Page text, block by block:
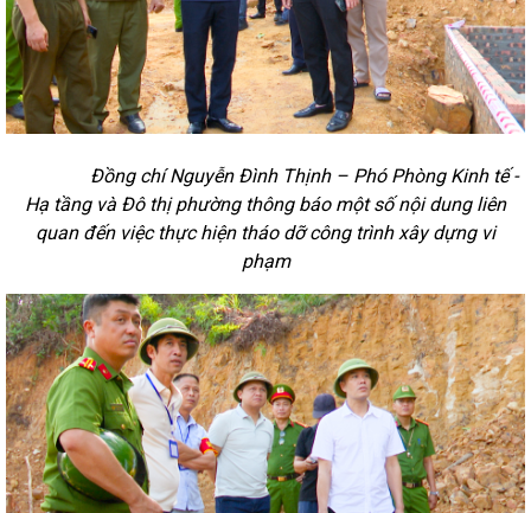
Đồng chí Nguyễn Đình Thịnh – Phó Phòng Kinh tế -
Hạ tầng và Đô thị phường thông báo một số nội dung liên
quan đến việc thực hiện tháo dỡ công trình xây dựng vi
phạm